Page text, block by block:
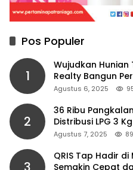
Pos Populer
1
Wujudkan Hunian
Realty Bangun
Agustus 6, 2025
2
36 Ribu
Distribusi LPG 3
Agustus 7, 2025
QRIS Tap Hadir
Semakin Cepat